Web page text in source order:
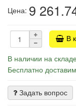
Цена: 9
В
В наличии на
Бесплатно
Задать вопрос